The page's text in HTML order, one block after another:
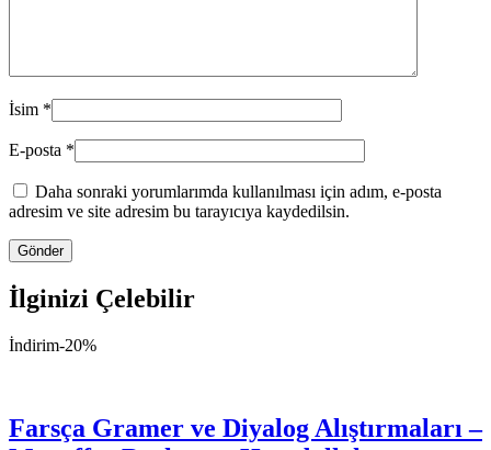
İsim *
E-posta *
Daha sonraki yorumlarımda kullanılması için adım, e-posta
adresim ve site adresim bu tarayıcıya kaydedilsin.
İlginizi Çelebilir
İndirim-20%
Farsça Gramer ve Diyalog Alıştırmaları –